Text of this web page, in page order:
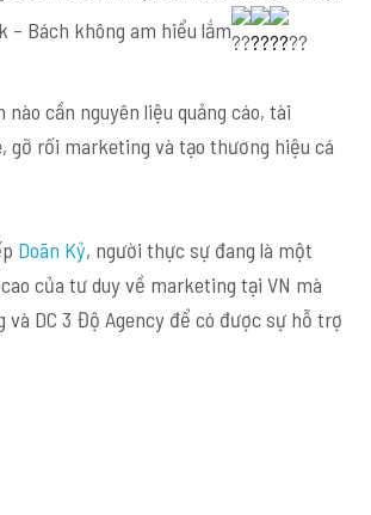
– Bách không am hiểu lắm
nào cần nguyên liệu quảng cáo, tài
gỡ rối marketing và tạo thương hiệu cá
Doãn Kỷ, người thực sự đang là một
của tư duy về marketing tại VN mà
DC 3 Độ Agency để có được sự hỗ trợ